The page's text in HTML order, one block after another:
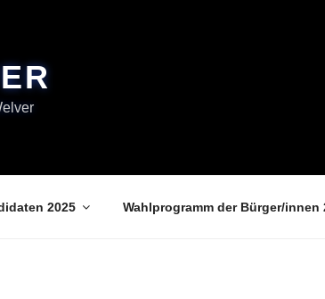
2025 Wahlprogramm der Bürger/innen